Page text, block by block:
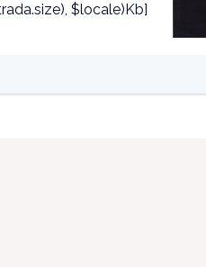
$locale)Kb]